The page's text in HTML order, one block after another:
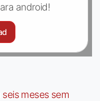
android!
seis meses sem